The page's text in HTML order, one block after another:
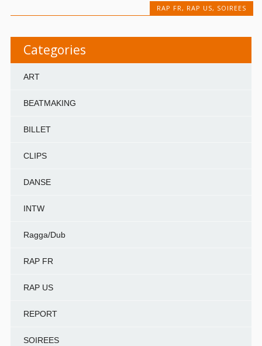
RAP FR, RAP US, SOIREES
Categories
ART
BEATMAKING
BILLET
CLIPS
DANSE
INTW
Ragga/Dub
RAP FR
RAP US
REPORT
SOIREES